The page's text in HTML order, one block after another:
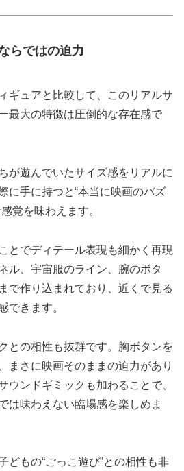
らではの迫力
ギュアと比較して、このリアルサ
最大の特徴は圧倒的な存在感で
が遊んでいたサイズ感をリアルに
に手に持つと“本当に映画のバズ
覚を味わえます。
とでディテール表現も細かく再現
ル、宇宙服のライン、腕のボタ
で作り込まれており、近くで見る
できます。
との相性も抜群です。胸ボタンを
まさに映画そのままの迫力があり
ウンドギミックも加わることで、
は味わえない臨場感を楽しめま
どもの“ごっこ遊び”との相性も非